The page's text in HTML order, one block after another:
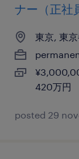
ナー（正社
東京, 東
420万円
posted 29